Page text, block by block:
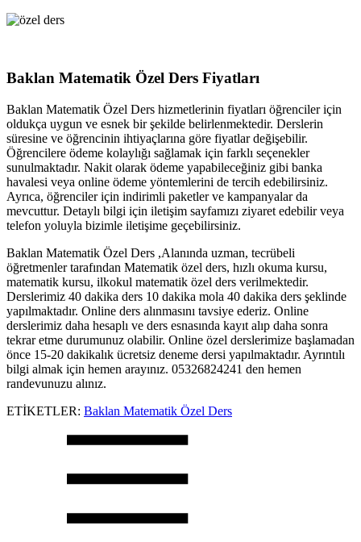
Baklan Matematik Özel Ders Fiyatları
Baklan Matematik Özel Ders hizmetlerinin fiyatları öğrenciler için
oldukça uygun ve esnek bir şekilde belirlenmektedir. Derslerin
süresine ve öğrencinin ihtiyaçlarına göre fiyatlar değişebilir.
Öğrencilere ödeme kolaylığı sağlamak için farklı seçenekler
sunulmaktadır. Nakit olarak ödeme yapabileceğiniz gibi banka
havalesi veya online ödeme yöntemlerini de tercih edebilirsiniz.
Ayrıca, öğrenciler için indirimli paketler ve kampanyalar da
mevcuttur. Detaylı bilgi için iletişim sayfamızı ziyaret edebilir veya
telefon yoluyla bizimle iletişime geçebilirsiniz.
Baklan Matematik Özel Ders ,Alanında uzman, tecrübeli
öğretmenler tarafından Matematik özel ders, hızlı okuma kursu,
matematik kursu, ilkokul matematik özel ders verilmektedir.
Derslerimiz 40 dakika ders 10 dakika mola 40 dakika ders şeklinde
yapılmaktadır. Online ders alınmasını tavsiye ederiz. Online
derslerimiz daha hesaplı ve ders esnasında kayıt alıp daha sonra
tekrar etme durumunuz olabilir. Online özel derslerimize başlamadan
önce 15-20 dakikalık ücretsiz deneme dersi yapılmaktadır. Ayrıntılı
bilgi almak için hemen arayınız. 05326824241 den hemen
randevunuzu alınız.
ETİKETLER: Baklan Matematik Özel Ders